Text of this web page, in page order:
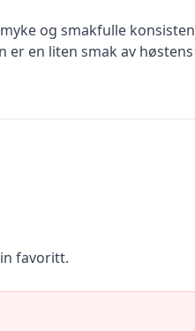
og smakfulle
en liten smak av
favoritt.